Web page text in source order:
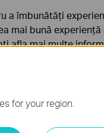
for your region.
îmbunătăți
mai bună
afla mai multe
site-ului